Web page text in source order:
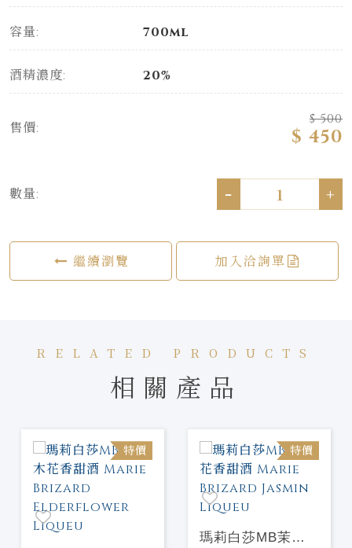
容量: 700ml
酒精濃度: 20%
售價:
$ 500
$ 450
數量: - +
繼續瀏覽 加入洽詢單
RELATED PRODUCTS
相關產品
特價 特價
瑪莉白莎MB茉莉